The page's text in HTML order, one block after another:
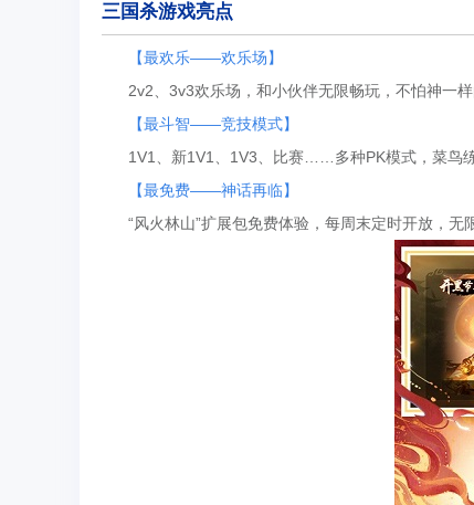
三国杀游戏亮点
【最欢乐——欢乐场】
2v2、3v3欢乐场，和小伙伴无限畅玩，不怕神一样
【最斗智——竞技模式】
1V1、新1V1、1V3、比赛……多种PK模式，菜鸟
【最免费——神话再临】
“风火林山”扩展包免费体验，每周末定时开放，无